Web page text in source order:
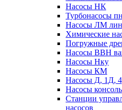
Насосы НК
Турбонасосы
Насосы ЛМ
Химические
Погружные
Насосы ВВН
Насосы Нку
Насосы КМ
Насосы Д, 1Д,
Насосы
Станции
насосов